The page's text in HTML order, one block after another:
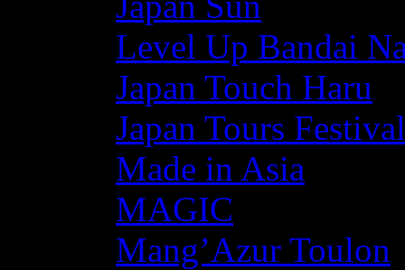
Level Up Bandai
Japan Touch Haru
Japan Tours Festival
Made in Asia
MAGIC
Mang’Azur Toulon